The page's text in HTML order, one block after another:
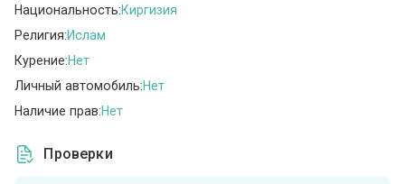
Национальность:Киргизия
Религия:Ислам
Курение:Нет
Личный автомобиль:Нет
Наличие прав:Нет
Проверки